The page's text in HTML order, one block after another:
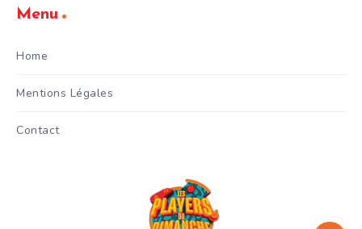
Menu
Home
Mentions Légales
Contact